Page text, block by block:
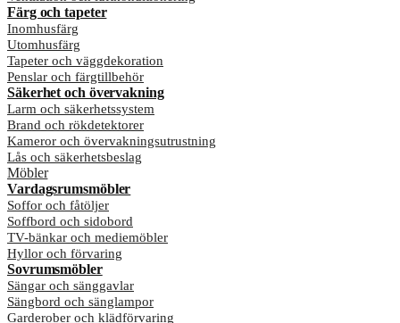
Färg och tapeter
Inomhusfärg
Utomhusfärg
Tapeter och väggdekoration
Penslar och färgtillbehör
Säkerhet och övervakning
Larm och säkerhetssystem
Brand och rökdetektorer
Kameror och övervakningsutrustning
Lås och säkerhetsbeslag
Möbler
Vardagsrumsmöbler
Soffor och fåtöljer
Soffbord och sidobord
TV-bänkar och mediemöbler
Hyllor och förvaring
Sovrumsmöbler
Sängar och sänggavlar
Sängbord och sänglampor
Garderober och klädförvaring